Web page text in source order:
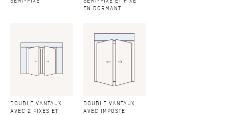
EN DORMANT
DOUBLE VANTAUX
AVEC 2 FIXES ET
DOUBLE VANTAUX
AVEC IMPOSTE